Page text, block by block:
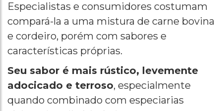
Especialistas e consumidores costumam
compará-la a uma mistura de carne bovina
e cordeiro, porém com sabores e
características próprias.
Seu sabor é mais rústico, levemente
adocicado e terroso, especialmente
quando combinado com especiarias